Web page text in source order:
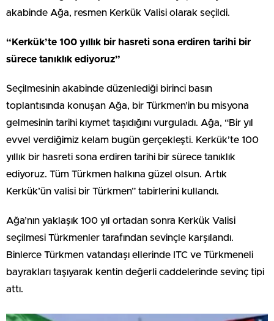
akabinde Ağa, resmen Kerkük Valisi olarak seçildi.
“Kerkük’te 100 yıllık bir hasreti sona erdiren tarihi bir
sürece tanıklık ediyoruz”
Seçilmesinin akabinde düzenlediği birinci basın
toplantısında konuşan Ağa, bir Türkmen’in bu misyona
gelmesinin tarihi kıymet taşıdığını vurguladı. Ağa, “Bir yıl
evvel verdiğimiz kelam bugün gerçekleşti. Kerkük’te 100
yıllık bir hasreti sona erdiren tarihi bir sürece tanıklık
ediyoruz. Tüm Türkmen halkına güzel olsun. Artık
Kerkük’ün valisi bir Türkmen” tabirlerini kullandı.
Ağa’nın yaklaşık 100 yıl ortadan sonra Kerkük Valisi
seçilmesi Türkmenler tarafından sevinçle karşılandı.
Binlerce Türkmen vatandaşı ellerinde ITC ve Türkmeneli
bayrakları taşıyarak kentin değerli caddelerinde sevinç tipi
attı.